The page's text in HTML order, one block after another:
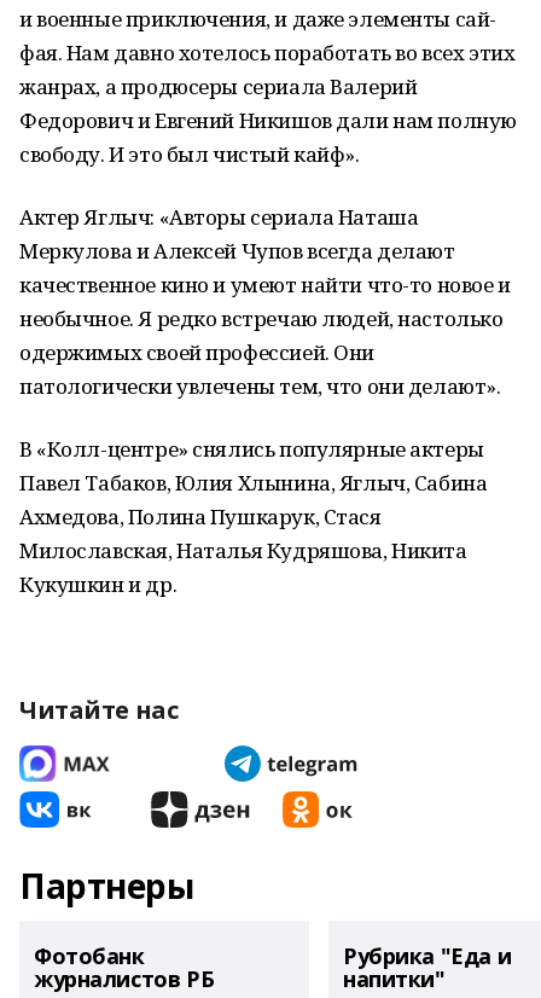
и военные приключения, и даже элементы сай-
фая. Нам давно хотелось поработать во всех этих
жанрах, а продюсеры сериала Валерий
Федорович и Евгений Никишов дали нам полную
свободу. И это был чистый кайф».
Актер Яглыч: «Авторы сериала Наташа
Меркулова и Алексей Чупов всегда делают
качественное кино и умеют найти что-то новое и
необычное. Я редко встречаю людей, настолько
одержимых своей профессией. Они
патологически увлечены тем, что они делают».
В «Колл-центре» снялись популярные актеры
Павел Табаков, Юлия Хлынина, Яглыч, Сабина
Ахмедова, Полина Пушкарук, Стася
Милославская, Наталья Кудряшова, Никита
Кукушкин и др.
Читайте нас
Партнеры
Фотобанк
журналистов РБ
Рубрика "Еда и
напитки"